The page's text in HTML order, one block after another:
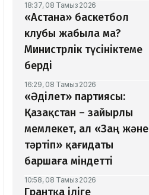
18:37, 08 Тамыз 2026
«Астана» баскетбол
клубы жабыла ма?
Министрлік түсініктеме
берді
16:29, 08 Тамыз 2026
«Әділет» партиясы:
Қазақстан – зайырлы
мемлекет, ал «Заң және
тәртіп» қағидаты
баршаға міндетті
10:58, 08 Тамыз 2026
Грантқа іліге